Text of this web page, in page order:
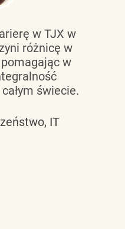
w TJX w
różnicę w
w
świecie.
IT